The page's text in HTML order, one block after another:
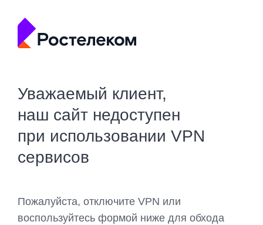
Уважаемый клиент,
наш сайт недоступен
при использовании VPN
сервисов
Пожалуйста, отключите VPN или
воспользуйтесь формой ниже для обхода